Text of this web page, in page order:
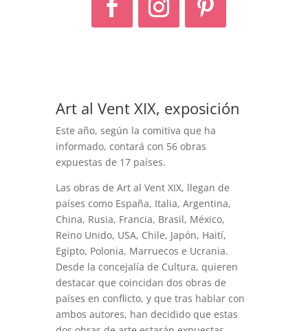
Art al Vent XIX, exposición
Este año, según la comitiva que ha
informado, contará con 56 obras
expuestas de 17 países.
Las obras de Art al Vent XIX, llegan de
países como España, Italia, Argentina,
China, Rusia, Francia, Brasil, México,
Reino Unido, USA, Chile, Japón, Haití,
Egipto, Polonia, Marruecos e Ucrania.
Desde la concejalía de Cultura, quieren
destacar que coincidan dos obras de
países en conflicto, y que tras hablar con
ambos autores, han decidido que estas